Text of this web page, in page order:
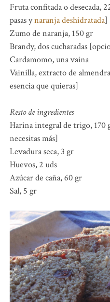
Fruta confitada o desecada,
pasas ynaranja deshidratada]
Zumo de naranja, 150 gr
Brandy, dos cucharadas
Cardamomo, una vaina
Vainilla, extracto de
esencia que quieras]
Resto de ingredientes
Harina integral de trigo, 170
necesitas más]
Levadura seca, 3 gr
Huevos, 2 uds
Azúcar de caña, 60 gr
Sal, 5 gr